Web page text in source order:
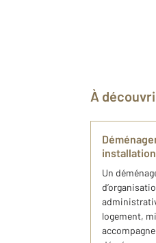
À
installation
Un
logement,